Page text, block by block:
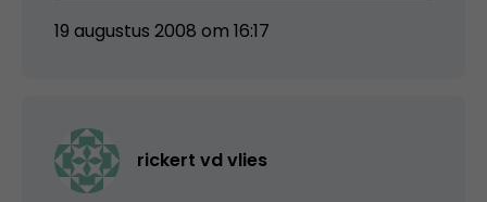
19 augustus 2008 om 16:17
rickert vd vlies